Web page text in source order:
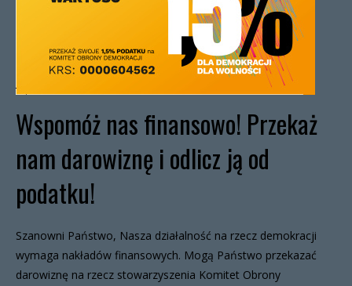
Wspomóż nas finansowo! Przekaż
nam darowiznę i odlicz ją od
podatku!
Szanowni Państwo, Nasza działalność na rzecz demokracji
wymaga nakładów finansowych. Mogą Państwo przekazać
darowiznę na rzecz stowarzyszenia Komitet Obrony